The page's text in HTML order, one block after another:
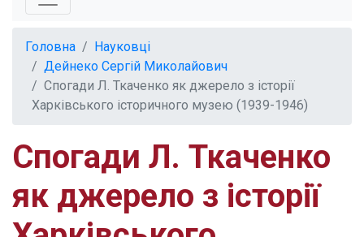
Головна
Науковці
Дейнеко Сергій Миколайович
Спогади Л. Ткаченко як джерело з історії
Харківського історичного музею (1939-1946)
Спогади Л. Ткаченко
як джерело з історії